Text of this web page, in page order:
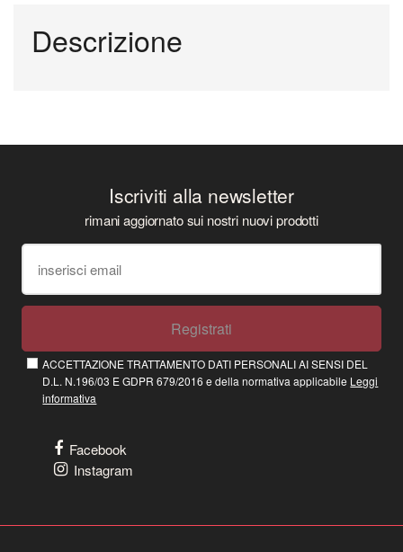
Descrizione
Iscriviti alla newsletter
rimani aggiornato sui nostri nuovi prodotti
Registrati
ACCETTAZIONE TRATTAMENTO DATI PERSONALI AI SENSI DEL
D.L. N.196/03 E GDPR 679/2016 e della normativa applicabile Leggi
informativa
Facebook
Instagram